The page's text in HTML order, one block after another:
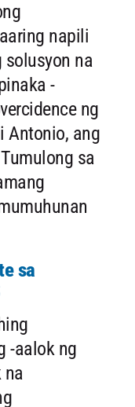
napili
na
-
ng
Antonio, ang
sa
sa
-aalok ng
na